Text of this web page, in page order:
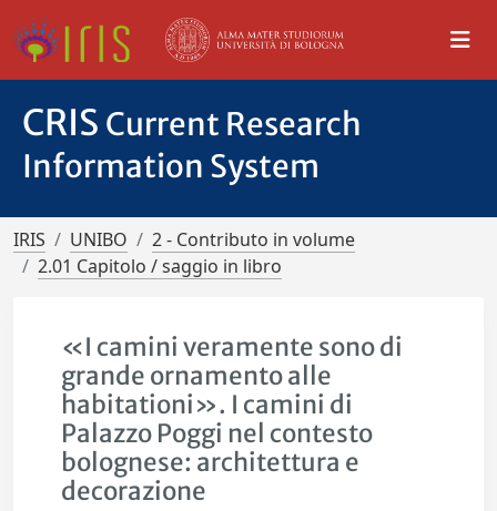
CRIS Current Research
Information System
IRIS UNIBO
2 - Contributo in volume
2.01 Capitolo / saggio in libro
«I camini veramente sono di
grande ornamento alle
habitationi». I camini di
Palazzo Poggi nel contesto
bolognese: architettura e
decorazione